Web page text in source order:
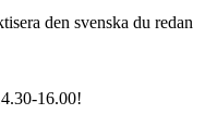
den svenska du redan
16.00!